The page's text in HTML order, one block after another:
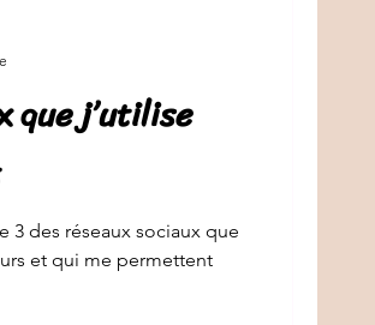
DIY
que j’utilise
3 des réseaux sociaux que
et qui me permettent